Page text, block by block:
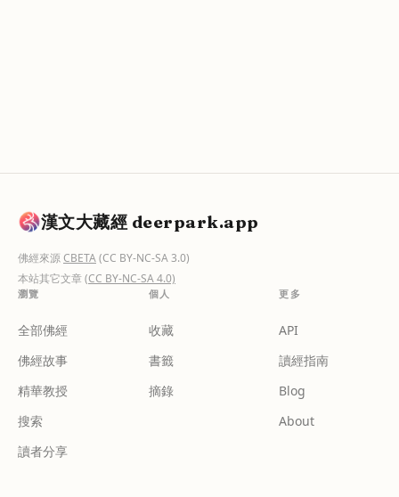
漢文大藏經 deerpark.app
佛經來源CBETA(CC BY-NC-SA 3.0)
本站其它文章(CC BY-NC-SA 4.0)
瀏覽
全部佛經
佛經故事
精華教授
搜索
讀者分享
個人
收藏
書籤
摘錄
更多
API
讀經指南
Blog
About